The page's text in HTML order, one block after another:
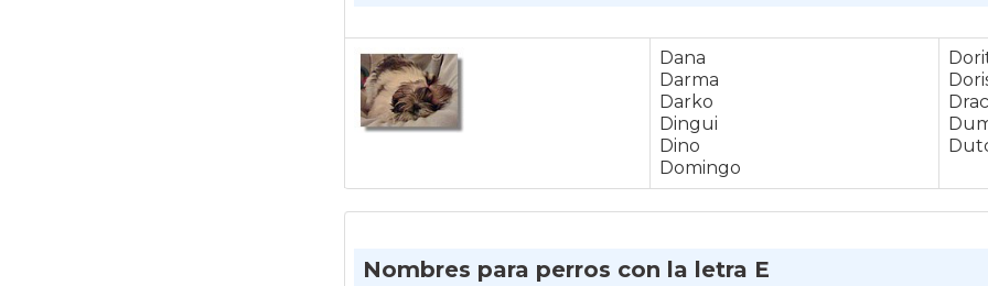
Dana
Darma
Darko
Dingui
Dino
Domingo
Nombres para perros con la letra E